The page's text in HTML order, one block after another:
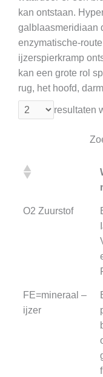
kan ontstaan.
galblaasmeridiaan
enzymatische-
ijzerspierkramp
kan een grote rol
rug, het hoofd,
resultaten
O2 Zuurstof
FE=mineraal –
ijzer